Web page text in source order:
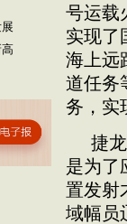
号运载
实现了
海上远
道任务
务，实
捷
是为了
置发射
域幅员